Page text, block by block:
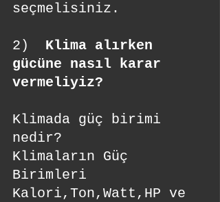
seçmelisiniz.
2) Klima alırken
gücüne nasıl karar
vermeliyiz?
Klimada güç birimi
nedir?
Klimaların Güç
Birimleri
Kalori,Ton,Watt,HP ve